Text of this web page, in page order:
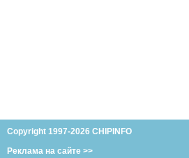
Copyright 1997-2026 CHIPINFO
Реклама на сайте >>